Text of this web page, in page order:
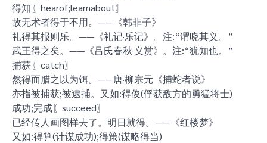
得知〖hearof;learnabout〗
故无术者得于不用。——《韩非子》
礼得其报则乐。——《礼记·乐记》。注:“谓晓其义。”
武王得之矣。——《吕氏春秋·义赏》。注:“犹知也。”
捕获〖catch〗
然得而腊之以为饵。——唐·柳宗元《捕蛇者说》
亦指被捕获;被逮捕。又如:得俊(俘获敌方的勇猛将士)
成功;完成〖succeed〗
已经传人画图样去了。明日就得。——《红楼梦》
又如:得算(计谋成功);得策(谋略得当)